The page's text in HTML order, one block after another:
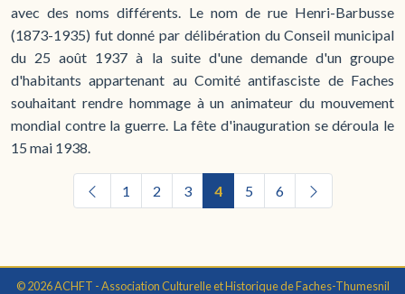
avec des noms différents. Le nom de rue Henri-Barbusse
(1873-1935) fut donné par délibération du Conseil municipal
du 25 août 1937 à la suite d'une demande d'un groupe
d'habitants appartenant au Comité antifasciste de Faches
souhaitant rendre hommage à un animateur du mouvement
mondial contre la guerre. La fête d'inauguration se déroula le
15 mai 1938.
1 2 3 4 5 6
© 2026 ACHFT - Association Culturelle et Historique de Faches-Thumesnil